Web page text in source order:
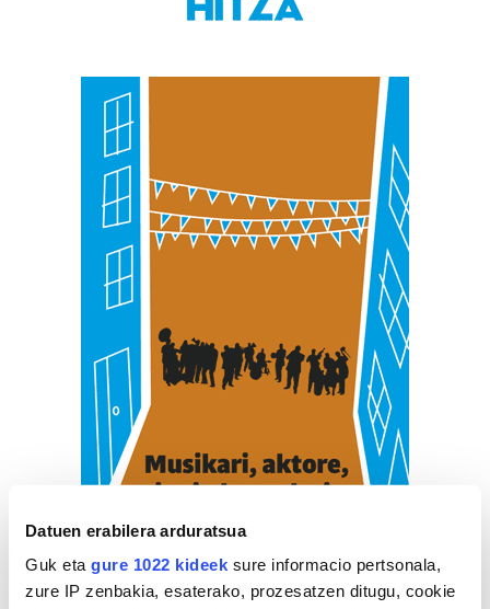
Datuen erabilera arduratsua
Guk eta gure 1022 kideek sure informacio pertsonala,
zure IP zenbakia, esaterako, prozesatzen ditugu, cookie